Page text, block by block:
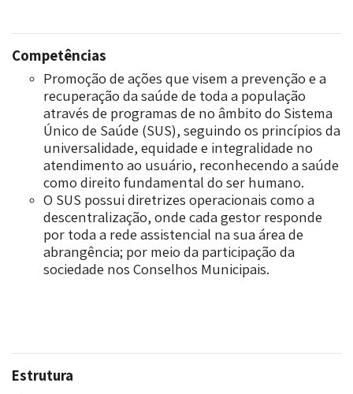
Competências
Promoção de ações que visem a prevenção e a
recuperação da saúde de toda a população
através de programas de no âmbito do Sistema
Único de Saúde (SUS), seguindo os princípios da
universalidade, equidade e integralidade no
atendimento ao usuário, reconhecendo a saúde
como direito fundamental do ser humano.
O SUS possui diretrizes operacionais como a
descentralização, onde cada gestor responde
por toda a rede assistencial na sua área de
abrangência; por meio da participação da
sociedade nos Conselhos Municipais.
Estrutura